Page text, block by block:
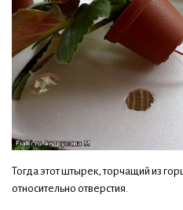
Тогда этот штырек, торчащий из
относительно отверстия.